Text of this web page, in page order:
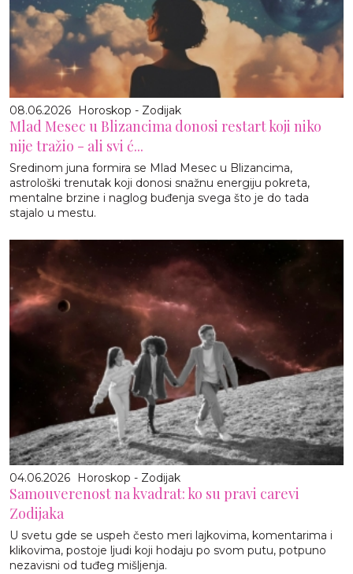
08.06.2026 Horoskop - Zodijak
Mlad Mesec u Blizancima donosi restart koji niko
nije tražio - ali svi ć...
Sredinom juna formira se Mlad Mesec u Blizancima,
astrološki trenutak koji donosi snažnu energiju pokreta,
mentalne brzine i naglog buđenja svega što je do tada
stajalo u mestu.
04.06.2026 Horoskop - Zodijak
Samouverenost na kvadrat: ko su pravi carevi
Zodijaka
U svetu gde se uspeh često meri lajkovima, komentarima i
klikovima, postoje ljudi koji hodaju po svom putu, potpuno
nezavisni od tuđeg mišljenja.